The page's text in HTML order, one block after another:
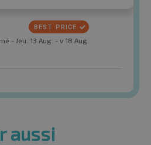
- Jeu. 13 Aug. - v 18 Aug.
aussi